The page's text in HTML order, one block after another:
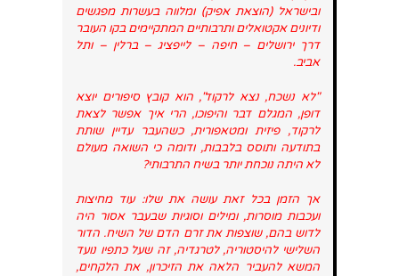
ובישראל (הוצאת אפיק) ומלווה בעשרות מפגשים
ודיונים אקטואלים ותרבותיים המתקיימים בקו העובר
דרך ירושלים – חיפה – לייפציג – ברלין – ותל
אביב.
"לא נשכח, נצא לרקוד", הוא קובץ סיפורים יוצא
דופן, המגלם דבר והיפוכו, הרי איך אפשר לצאת
לרקוד, פיזית ומטאפורית, כשהעבר עדיין שותת
בתודעה ותוסס בלבבות, ודומה כי השואה מעולם
לא היתה נוכחת יותר בשיח התרבותי?
אך הזמן בכל זאת עושה את שלו: עוד מחיצות
ועכבות מוסרות, ומילים וסוגיות שבעבר אסור היה
לדוש בהם, שוצפות את זרם הדם של השיח. הדור
השלישי להיסטוריה, לטרגדיה, זה שעל כתפיו נועד
המשא להעביר הלאה את הזיכרון, את הלקחים,